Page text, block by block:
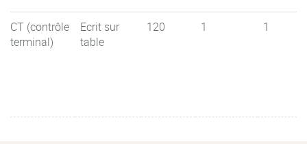
CT (contrôle
terminal)
Ecrit sur
table
120 1 1